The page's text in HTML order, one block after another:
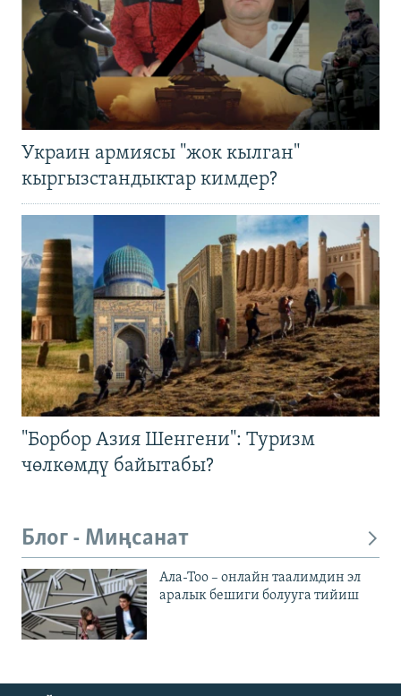
Украин армиясы "жок кылган"
кыргызстандыктар кимдер?
"Борбор Азия Шенгени": Туризм
чөлкөмдү байытабы?
Блог - Миңсанат
Ала-Тоо – онлайн таалимдин эл
аралык бешиги болууга тийиш